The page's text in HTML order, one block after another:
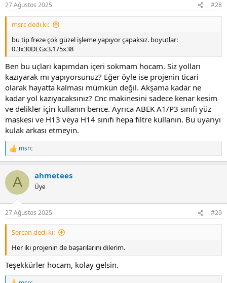
s
:
27 Ağustos 2025 #28
msrc dedi ki:
bu tip freze çok güzel işleme yapıyor çapaksız. boyutlar:
0.3x30DEGx3.175x38
Ben bu uçları kapımdan içeri sokmam hocam. Siz yolları
kazıyarak mı yapıyorsunuz? Eğer öyle ise projenin ticari
olarak hayatta kalması mümkün değil. Akşama kadar ne
kadar yol kazıyacaksınız? Cnc makinesini sadece kenar kesim
ve delikler için kullanın bence. Ayrıca ABEK A1/P3 sınıfı yüz
maskesi ve H13 veya H14 sınıfı hepa filtre kullanın. Bu uyarıyı
kulak arkası etmeyin.
R
e
c
i
s
:
msrc
A ahmetees
Üye
27 Ağustos 2025 #29
Sercan dedi ki:
Her iki projenin de başarılarını dilerim.
Teşekkürler hocam, kolay gelsin.